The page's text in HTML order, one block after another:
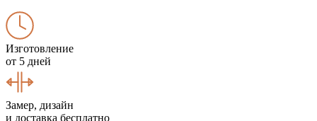
Изготовление
от 5 дней
Замер, дизайн
и доставка бесплатно